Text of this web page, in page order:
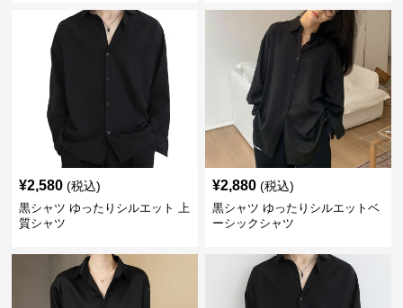
¥2,580 (税込)
黒シャツ ゆったりシルエット 上
質シャツ
¥2,880 (税込)
黒シャツ ゆったりシルエットベ
ーシックシャツ